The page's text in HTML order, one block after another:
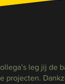
leg jij de
projecten.